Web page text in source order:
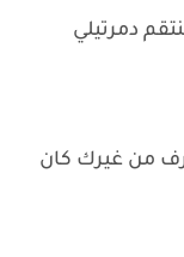
دمرتيلي
من غيرك كان